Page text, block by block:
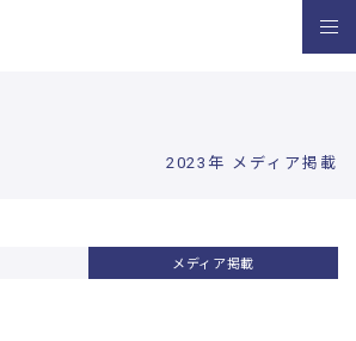
2023年 メディア掲載
メディア掲載